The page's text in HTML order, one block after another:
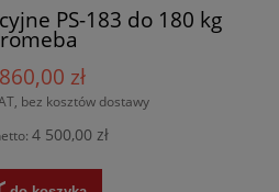
PS-183 do 180 kg
zł
bez kosztów dostawy
4 500,00 zł